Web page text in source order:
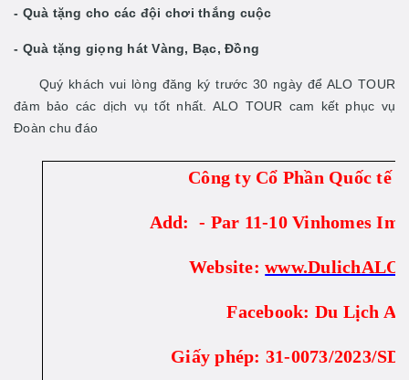
- Quà tặng cho các đội chơi thắng cuộc
- Quà tặng giọng hát Vàng, Bạc, Đồng
Quý khách vui lòng đăng ký trước 30 ngày để ALO TOUR
đảm bảo các dịch vụ tốt nhất. ALO TOUR cam kết phục vụ
Đoàn chu đáo
Công ty Cổ Phần Quốc tế
Add: - Par 11-10 Vinhomes
Website:
Facebook: Du Lịch
Giấy phép: 31-0073/2023/